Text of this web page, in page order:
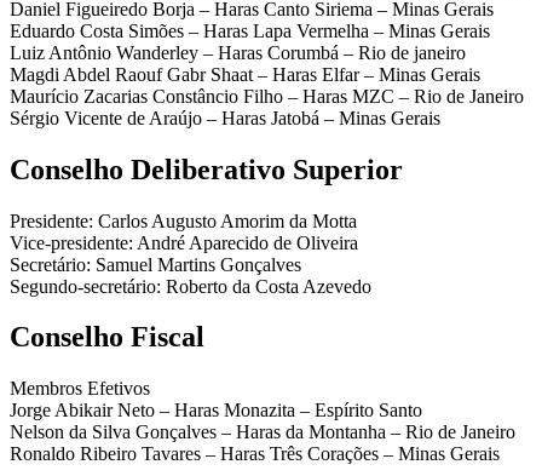
Daniel Figueiredo Borja – Haras Canto Siriema – Minas Gerais
Eduardo Costa Simões – Haras Lapa Vermelha – Minas Gerais
Luiz Antônio Wanderley – Haras Corumbá – Rio de janeiro
Magdi Abdel Raouf Gabr Shaat – Haras Elfar – Minas Gerais
Maurício Zacarias Constâncio Filho – Haras MZC – Rio de Janeiro
Sérgio Vicente de Araújo – Haras Jatobá – Minas Gerais
Conselho Deliberativo Superior
Presidente: Carlos Augusto Amorim da Motta
Vice-presidente: André Aparecido de Oliveira
Secretário: Samuel Martins Gonçalves
Segundo-secretário: Roberto da Costa Azevedo
Conselho Fiscal
Membros Efetivos
Jorge Abikair Neto – Haras Monazita – Espírito Santo
Nelson da Silva Gonçalves – Haras da Montanha – Rio de Janeiro
Ronaldo Ribeiro Tavares – Haras Três Corações – Minas Gerais